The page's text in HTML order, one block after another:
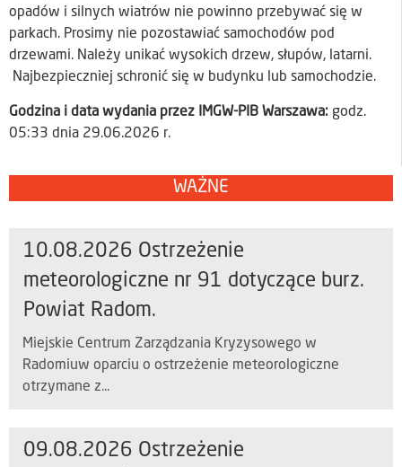
opadów i silnych wiatrów nie powinno przebywać się w
parkach. Prosimy nie pozostawiać samochodów pod
drzewami. Należy unikać wysokich drzew, słupów, latarni.
Najbezpieczniej schronić się w budynku lub samochodzie.
Godzina i data wydania przez IMGW-PIB Warszawa: godz.
05:33 dnia 29.06.2026 r.
WAŻNE
10.08.2026 Ostrzeżenie
meteorologiczne nr 91 dotyczące burz.
Powiat Radom.
Miejskie Centrum Zarządzania Kryzysowego w
Radomiuw oparciu o ostrzeżenie meteorologiczne
otrzymane z...
09.08.2026 Ostrzeżenie